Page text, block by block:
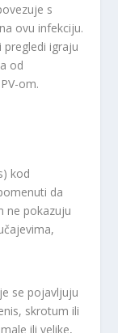
s
ovu infekciju.
igraju
od
om.
kod
da
ne pokazuju
se pojavljuju
skrotum ili
ili velike,